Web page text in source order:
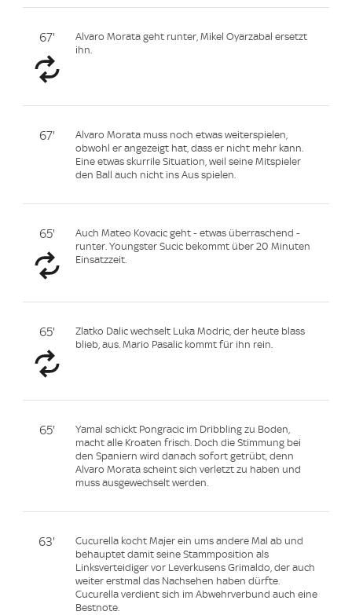
67'
Alvaro Morata geht runter, Mikel Oyarzabal ersetzt
ihn.
67'
Alvaro Morata muss noch etwas weiterspielen,
obwohl er angezeigt hat, dass er nicht mehr kann.
Eine etwas skurrile Situation, weil seine Mitspieler
den Ball auch nicht ins Aus spielen.
65'
Auch Mateo Kovacic geht - etwas überraschend -
runter. Youngster Sucic bekommt über 20 Minuten
Einsatzzeit.
65'
Zlatko Dalic wechselt Luka Modric, der heute blass
blieb, aus. Mario Pasalic kommt für ihn rein.
65'
Yamal schickt Pongracic im Dribbling zu Boden,
macht alle Kroaten frisch. Doch die Stimmung bei
den Spaniern wird danach sofort getrübt, denn
Alvaro Morata scheint sich verletzt zu haben und
muss ausgewechselt werden.
63'
Cucurella kocht Majer ein ums andere Mal ab und
behauptet damit seine Stammposition als
Linksverteidiger vor Leverkusens Grimaldo, der auch
weiter erstmal das Nachsehen haben dürfte.
Cucurella verdient sich im Abwehrverbund auch eine
Bestnote.